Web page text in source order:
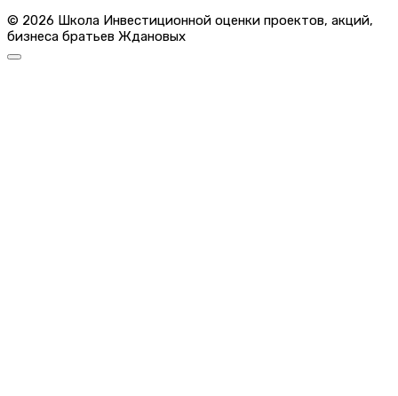
© 2026 Школа Инвестиционной оценки проектов, акций,
бизнеса братьев Ждановых